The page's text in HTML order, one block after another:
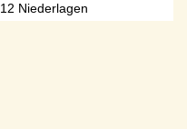
12 Niederlagen